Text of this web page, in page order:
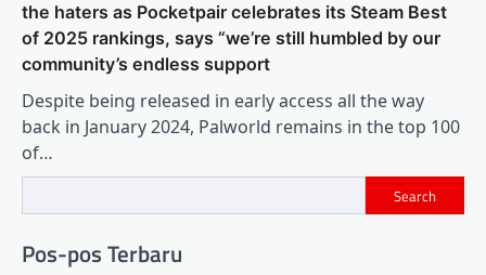
the haters as Pocketpair celebrates its Steam Best
of 2025 rankings, says “we’re still humbled by our
community’s endless support
Despite being released in early access all the way
back in January 2024, Palworld remains in the top 100
of…
Search
Pos-pos Terbaru